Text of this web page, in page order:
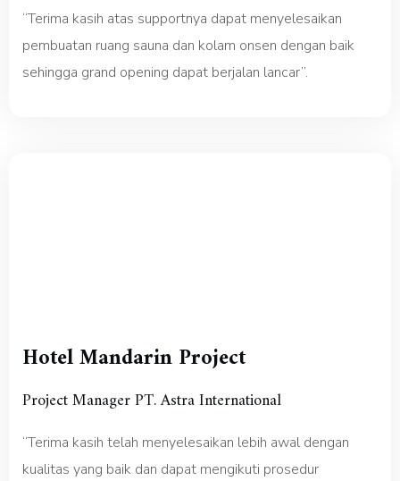
“Terima kasih atas supportnya dapat menyelesaikan
pembuatan ruang sauna dan kolam onsen dengan baik
sehingga grand opening dapat berjalan lancar”.
Hotel Mandarin Project
Project Manager PT. Astra International
“Terima kasih telah menyelesaikan lebih awal dengan
kualitas yang baik dan dapat mengikuti prosedur